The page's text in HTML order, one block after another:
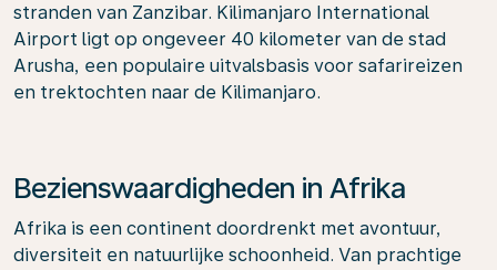
stranden van Zanzibar. Kilimanjaro International
Airport ligt op ongeveer 40 kilometer van de stad
Arusha, een populaire uitvalsbasis voor safarireizen
en trektochten naar de Kilimanjaro.
Bezienswaardigheden in Afrika
Afrika is een continent doordrenkt met avontuur,
diversiteit en natuurlijke schoonheid. Van prachtige